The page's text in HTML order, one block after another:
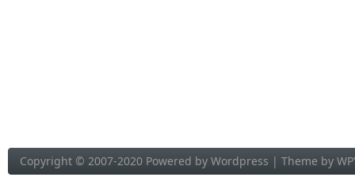
Copyright © 2007-2020 Powered by Wordpress | Theme by